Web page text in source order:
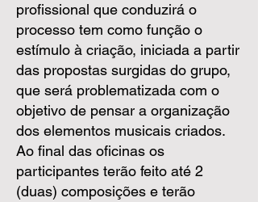
profissional que conduzirá o
processo tem como função o
estímulo à criação, iniciada a partir
das propostas surgidas do grupo,
que será problematizada com o
objetivo de pensar a organização
dos elementos musicais criados.
Ao final das oficinas os
participantes terão feito até 2
(duas) composições e terão